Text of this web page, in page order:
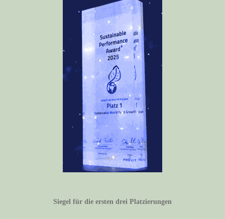
Siegel für die ersten drei Platzierungen